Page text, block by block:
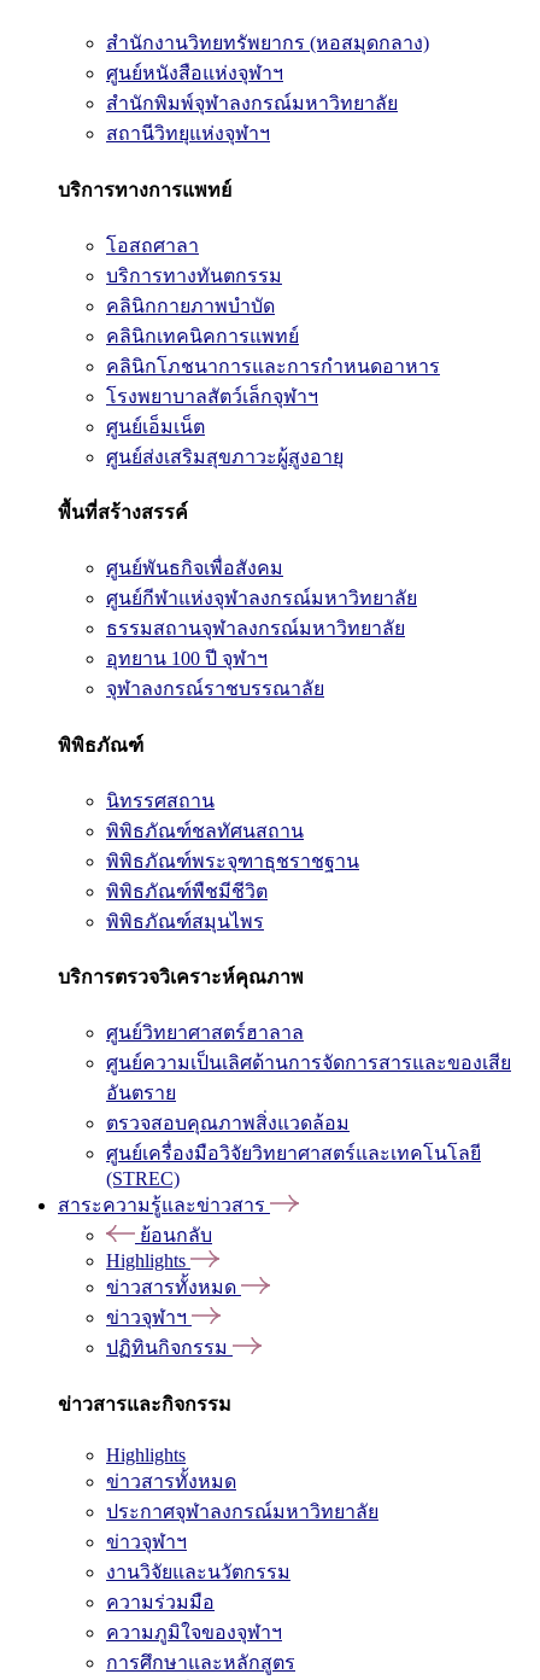
สำนักงานวิทยทรัพยากร (หอสมุดกลาง)
ศูนย์หนังสือแห่งจุฬาฯ
สำนักพิมพ์จุฬาลงกรณ์มหาวิทยาลัย
สถานีวิทยุแห่งจุฬาฯ
บริการทางการแพทย์
โอสถศาลา
บริการทางทันตกรรม
คลินิกกายภาพบำบัด
คลินิกเทคนิคการแพทย์
คลินิกโภชนาการและการกำหนดอาหาร
โรงพยาบาลสัตว์เล็กจุฬาฯ
ศูนย์เอ็มเน็ต
ศูนย์ส่งเสริมสุขภาวะผู้สูงอายุ
พื้นที่สร้างสรรค์
ศูนย์พันธกิจเพื่อสังคม
ศูนย์กีฬาแห่งจุฬาลงกรณ์มหาวิทยาลัย
ธรรมสถานจุฬาลงกรณ์มหาวิทยาลัย
อุทยาน 100 ปี จุฬาฯ
จุฬาลงกรณ์ราชบรรณาลัย
พิพิธภัณฑ์
นิทรรศสถาน
พิพิธภัณฑ์ชลทัศนสถาน
พิพิธภัณฑ์พระจุฑาธุชราชฐาน
พิพิธภัณฑ์พืชมีชีวิต
พิพิธภัณฑ์สมุนไพร
บริการตรวจวิเคราะห์คุณภาพ
ศูนย์วิทยาศาสตร์ฮาลาล
ศูนย์ความเป็นเลิศด้านการจัดการสารและของเสีย
อันตราย
ตรวจสอบคุณภาพสิ่งแวดล้อม
ศูนย์เครื่องมือวิจัยวิทยาศาสตร์และเทคโนโลยี
(STREC)
สาระความรู้และข่าวสาร
ย้อนกลับ
Highlights
ข่าวสารทั้งหมด
ข่าวจุฬาฯ
ปฏิทินกิจกรรม
ข่าวสารและกิจกรรม
Highlights
ข่าวสารทั้งหมด
ประกาศจุฬาลงกรณ์มหาวิทยาลัย
ข่าวจุฬาฯ
งานวิจัยและนวัตกรรม
ความร่วมมือ
ความภูมิใจของจุฬาฯ
การศึกษาและหลักสูตร